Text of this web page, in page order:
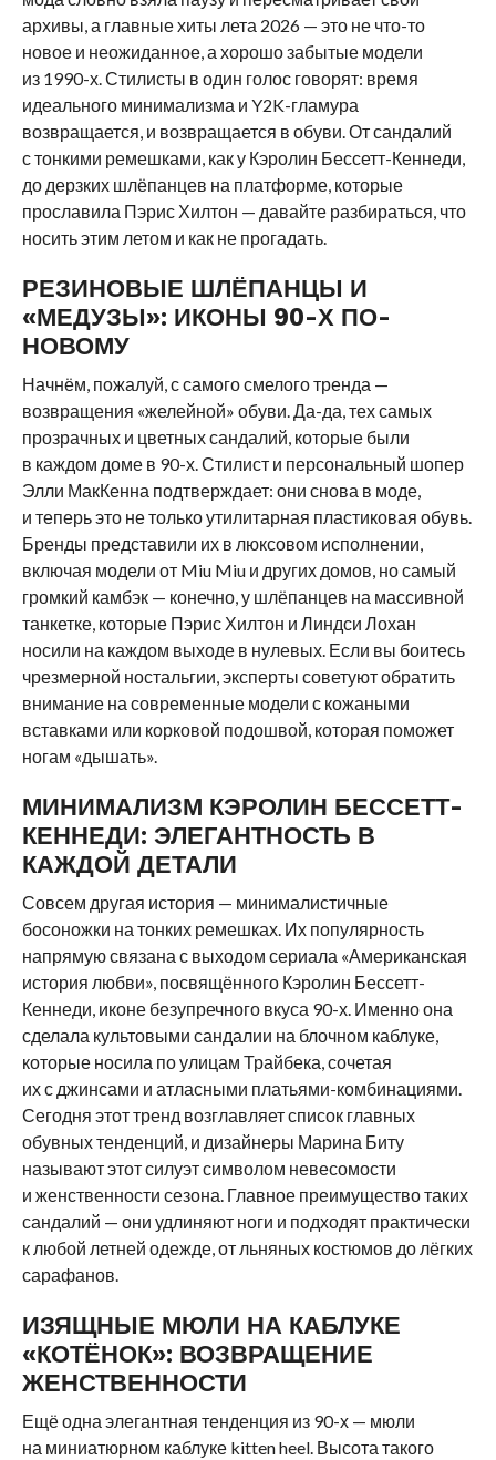
архивы, а главные хиты лета 2026 — это не что-то
новое и неожиданное, а хорошо забытые модели
из 1990-х. Стилисты в один голос говорят: время
идеального минимализма и Y2K-гламура
возвращается, и возвращается в обуви. От сандалий
с тонкими ремешками, как у Кэролин Бессетт-Кеннеди,
до дерзких шлёпанцев на платформе, которые
прославила Пэрис Хилтон — давайте разбираться, что
носить этим летом и как не прогадать.
РЕЗИНОВЫЕ ШЛЁПАНЦЫ И
«МЕДУЗЫ»: ИКОНЫ 90-Х ПО-
НОВОМУ
Начнём, пожалуй, с самого смелого тренда —
возвращения «желейной» обуви. Да-да, тех самых
прозрачных и цветных сандалий, которые были
в каждом доме в 90-х. Стилист и персональный шопер
Элли МакКенна подтверждает: они снова в моде,
и теперь это не только утилитарная пластиковая обувь.
Бренды представили их в люксовом исполнении,
включая модели от Miu Miu и других домов, но самый
громкий камбэк — конечно, у шлёпанцев на массивной
танкетке, которые Пэрис Хилтон и Линдси Лохан
носили на каждом выходе в нулевых. Если вы боитесь
чрезмерной ностальгии, эксперты советуют обратить
внимание на современные модели с кожаными
вставками или корковой подошвой, которая поможет
ногам «дышать».
МИНИМАЛИЗМ КЭРОЛИН БЕССЕТТ-
КЕННЕДИ: ЭЛЕГАНТНОСТЬ В
КАЖДОЙ ДЕТАЛИ
Совсем другая история — минималистичные
босоножки на тонких ремешках. Их популярность
напрямую связана с выходом сериала «Американская
история любви», посвящённого Кэролин Бессетт-
Кеннеди, иконе безупречного вкуса 90-х. Именно она
сделала культовыми сандалии на блочном каблуке,
которые носила по улицам Трайбека, сочетая
их с джинсами и атласными платьями-комбинациями.
Сегодня этот тренд возглавляет список главных
обувных тенденций, и дизайнеры Марина Биту
называют этот силуэт символом невесомости
и женственности сезона. Главное преимущество таких
сандалий — они удлиняют ноги и подходят практически
к любой летней одежде, от льняных костюмов до лёгких
сарафанов.
ИЗЯЩНЫЕ МЮЛИ НА КАБЛУКЕ
«КОТЁНОК»: ВОЗВРАЩЕНИЕ
ЖЕНСТВЕННОСТИ
Ещё одна элегантная тенденция из 90-х — мюли
на миниатюрном каблуке kitten heel. Высота такого